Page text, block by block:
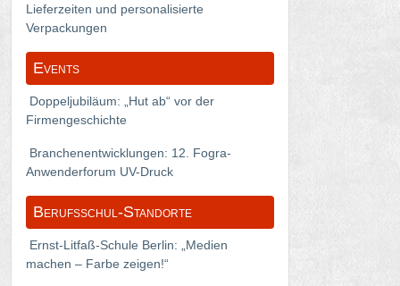
Lieferzeiten und personalisierte
Verpackungen
Events
Doppeljubiläum: „Hut ab“ vor der
Firmengeschichte
Branchenentwicklungen: 12. Fogra-
Anwenderforum UV-Druck
Berufsschul-Standorte
Ernst-Litfaß-Schule Berlin: „Medien
machen – Farbe zeigen!“